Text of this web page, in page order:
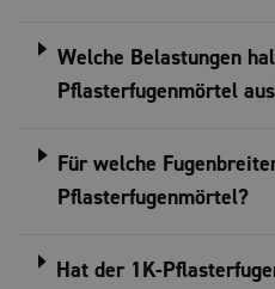
Welche Belastungen
Pflasterfugenmörtel
Für welche
Pflasterfugenmörtel?
Hat der 1K-